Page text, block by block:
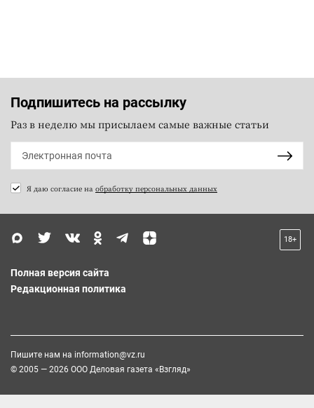
Подпишитесь на рассылку
Раз в неделю мы присылаем самые важные статьи
Я даю согласие на обработку персональных данных
18+
Полная версия сайта
Редакционная политика
Пишите нам на information@vz.ru
© 2005 — 2026 ООО Деловая газета «Взгляд»